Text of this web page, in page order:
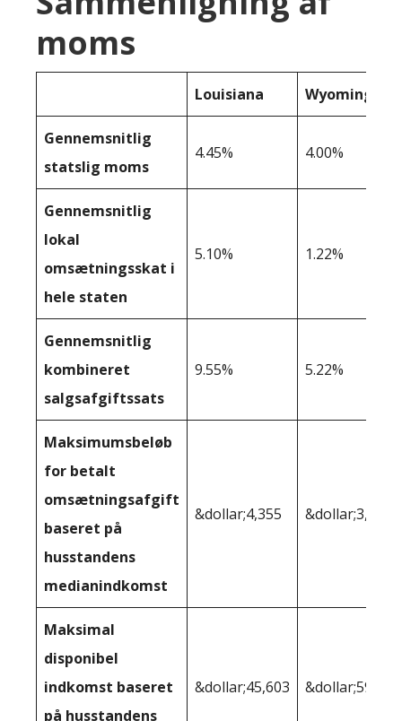
moms
Louisiana Wyoming
Gennemsnitlig
statslig moms
4.45% 4.00%
Gennemsnitlig
lokal
omsætningsskat i
hele staten
5.10% 1.22%
Gennemsnitlig
kombineret
salgsafgiftssats
9.55% 5.22%
Maksimumsbeløb
for betalt
omsætningsafgift
baseret på
husstandens
medianindkomst
&dollar;4,355 &dollar;3,080
Maksimal
disponibel
indkomst baseret
på husstandens
&dollar;45,603 &dollar;59,005